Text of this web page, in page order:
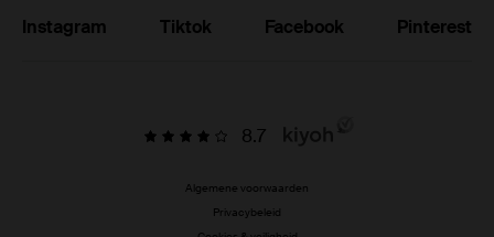
Instagram Tiktok Facebook Pinterest
8.7
Algemene voorwaarden
Privacybeleid